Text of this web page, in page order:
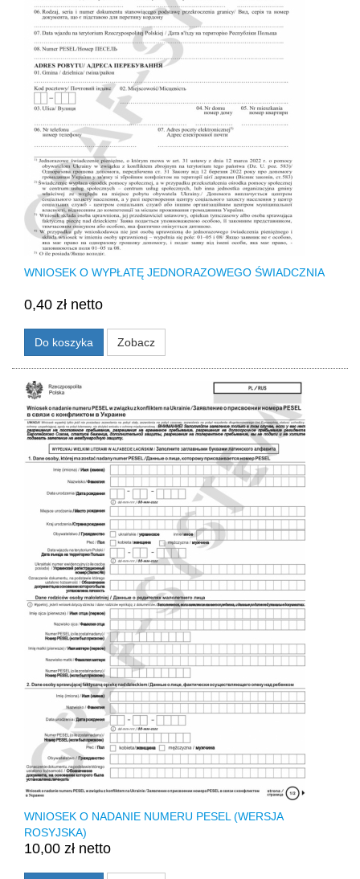
WNIOSEK O WYPŁATĘ JEDNORAZOWEGO ŚWIADCZNIA
0,40 zł netto
Do koszyka Zobacz
WNIOSEK O NADANIE NUMERU PESEL (WERSJA
ROSYJSKA)
10,00 zł netto